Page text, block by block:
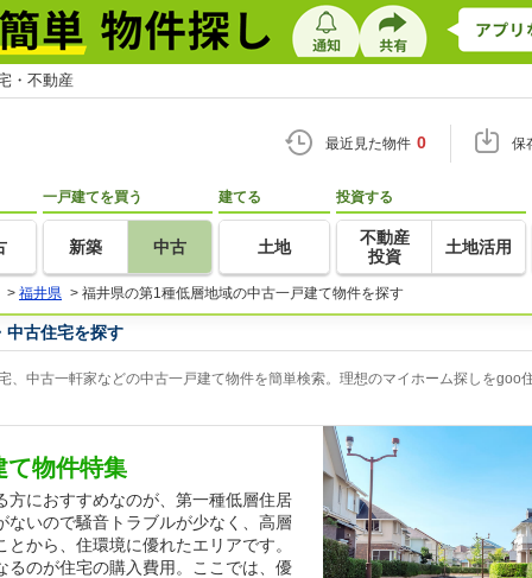
・不動産
最近見た物件 0 保
一戸建てを買う
新築 中古
建てる
土地
投資する
不動産
投資
土地活用
> 福井県 > 福井県の第1種低層地域の中古一戸建て物件を探す
中古住宅を探す
、中古一軒家などの中古一戸建て物件を簡単検索。理想のマイホーム探しをgoo
て物件特集
におすすめなのが、第一種低層住居
いので騒音トラブルが少なく、高層
から、住環境に優れたエリアです。
のが住宅の購入費用。ここでは、優